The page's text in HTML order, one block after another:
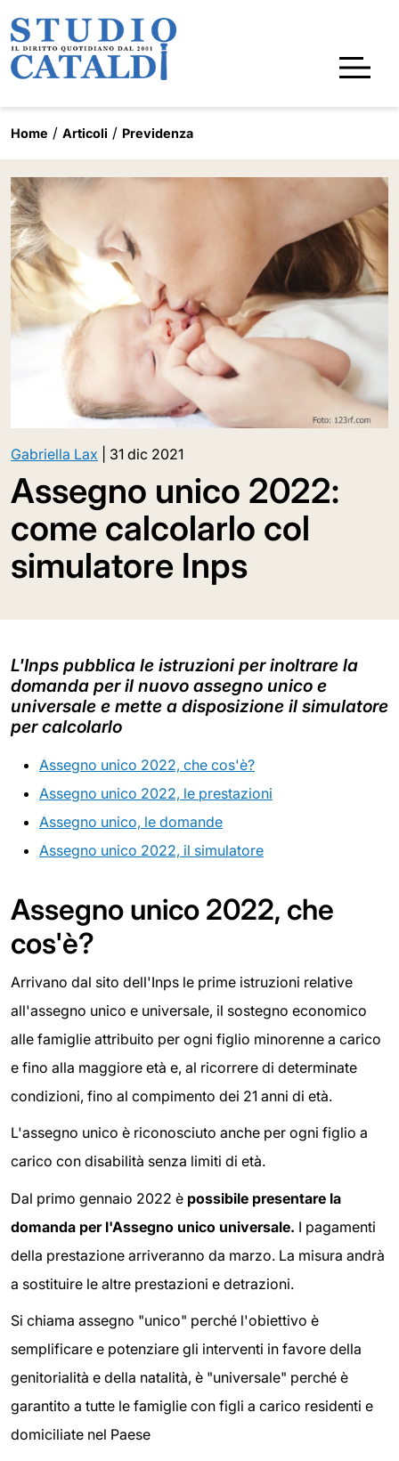
Home Articoli Previdenza
Gabriella Lax 31 dic 2021
Assegno unico 2022:
come calcolarlo col
simulatore Inps
L'Inps pubblica le istruzioni per inoltrare la
domanda per il nuovo assegno unico e
universale e mette a disposizione il simulatore
per calcolarlo
Assegno unico 2022, che cos'è?
Assegno unico 2022, le prestazioni
Assegno unico, le domande
Assegno unico 2022, il simulatore
Assegno unico 2022, che
cos'è?
Arrivano dal sito dell'Inps le prime istruzioni relative
all'assegno unico e universale, il sostegno economico
alle famiglie attribuito per ogni figlio minorenne a carico
e fino alla maggiore età e, al ricorrere di determinate
condizioni, fino al compimento dei 21 anni di età.
L'assegno unico è riconosciuto anche per ogni figlio a
carico con disabilità senza limiti di età.
Dal primo gennaio 2022 è possibile presentare la
domanda per l'Assegno unico universale. I pagamenti
della prestazione arriveranno da marzo. La misura andrà
a sostituire le altre prestazioni e detrazioni.
Si chiama assegno "unico" perché l'obiettivo è
semplificare e potenziare gli interventi in favore della
genitorialità e della natalità, è "universale" perché è
garantito a tutte le famiglie con figli a carico residenti e
domiciliate nel Paese